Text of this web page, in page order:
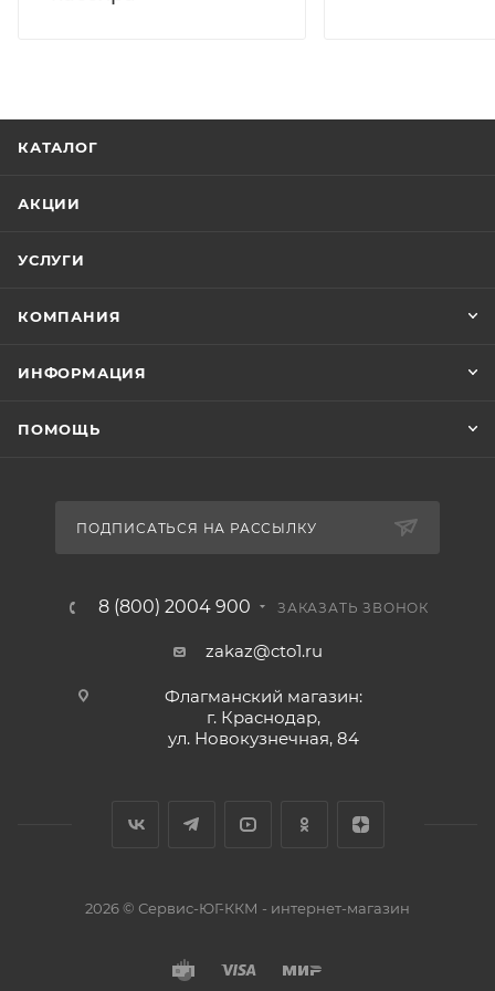
КАТАЛОГ
АКЦИИ
УСЛУГИ
КОМПАНИЯ
ИНФОРМАЦИЯ
ПОМОЩЬ
ПОДПИСАТЬСЯ НА РАССЫЛКУ
8 (800) 2004 900 ЗАКАЗАТЬ ЗВОНОК
zakaz@cto1.ru
Флагманский магазин:
г. Краснодар,
ул. Новокузнечная, 84
2026 © Сервис-ЮГ-ККМ - интернет-магазин